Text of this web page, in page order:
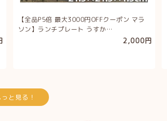
【全品P5倍 最大3000円OFFクーポン マラ
ソン】ランチプレート うすか…
2,000円
と見る！